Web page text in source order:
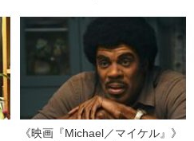
《映画『Michael／マイケル』》